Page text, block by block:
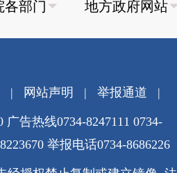
| 网站声明 | 举报通道 |
广告热线0734-8247111 0734-
举报电话0734-8686226